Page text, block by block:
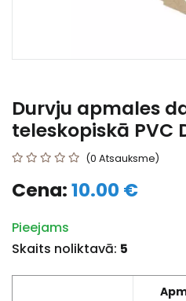
Durvju apmales
teleskopiskā PVC
(0 Atsauksme)
Cena:10.00 €
Pieejams
Skaits noliktavā: 5